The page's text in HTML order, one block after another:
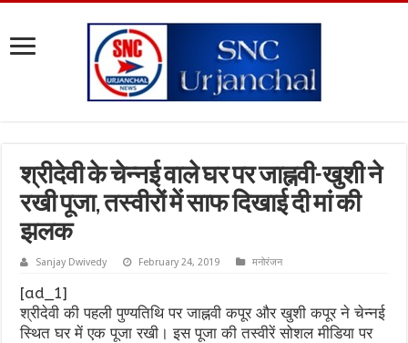
श्रीदेवी के चेन्नई वाले घर पर जाह्नवी-खुशी ने
रखी पूजा, तस्वीरों में साफ दिखाई दी मां की
झलक
Sanjay Dwivedy February 24, 2019 मनोरंजन
[ad_1]
श्रीदेवी की पहली पुण्यतिथि पर जाह्नवी कपूर और खुशी कपूर ने चेन्नई
स्थित घर में एक पूजा रखी। इस पूजा की तस्वीरें सोशल मीडिया पर